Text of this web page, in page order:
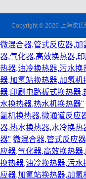
Copyright © 2026 上海沈氏
微混合器,管式反应器,
器,气化器,高效换热器,
热器,油冷换热器,污水换
器,加氢站换热器,加氢
器,印刷电路板式换热器
水换热器,热水机换热器"
氢机换热器,微通道反应
器,热水换热器,水冷换
器" 微混合器,管式反应
应器,气化器,高效换热
换热器,油冷换热器,污
应器,加氢站换热器,加